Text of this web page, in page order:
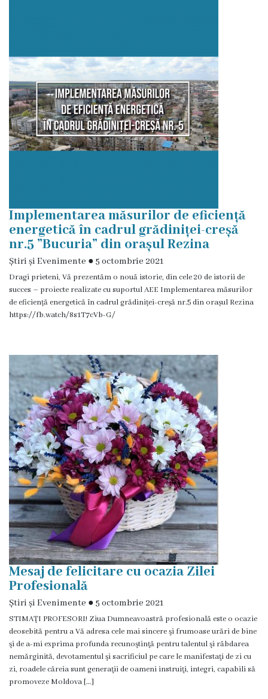
Regulamente
Audieri
publice
Procese-
ședințelor
Autorizații
de
construire
eliberate
Comisiei
pentru
Situații
Excepționale
a
Republicii
Moldova
Servicii
Certificate/Autorizații
Modele
de
cereri
Media
Implementarea măsurilor de eficiență
energetică în cadrul grădiniței-creșă
nr.5 ”Bucuria” din orașul Rezina
Știri și Evenimente ● 5 octombrie 2021
Dragi prieteni, Vă prezentăm o nouă istorie, din cele 20 de istorii de
succes – proiecte realizate cu suportul AEE Implementarea măsurilor
de eficiență energetică în cadrul grădiniței-creșă nr.5 din orașul Rezina
https://fb.watch/8s1T7cVb-G/
Mesaj de felicitare cu ocazia Zilei
Profesională
Știri și Evenimente ● 5 octombrie 2021
STIMAŢI PROFESORI! Ziua Dumneavoastră profesională este o ocazie
deosebită pentru a Vă adresa cele mai sincere şi frumoase urări de bine
şi de a-mi exprima profunda recunoştinţă pentru talentul şi răbdarea
nemărginită, devotamentul şi sacrificiul pe care le manifestaţi de zi cu
zi, roadele căreia sunt generaţii de oameni instruiţi, integri, capabili să
promoveze Moldova […]